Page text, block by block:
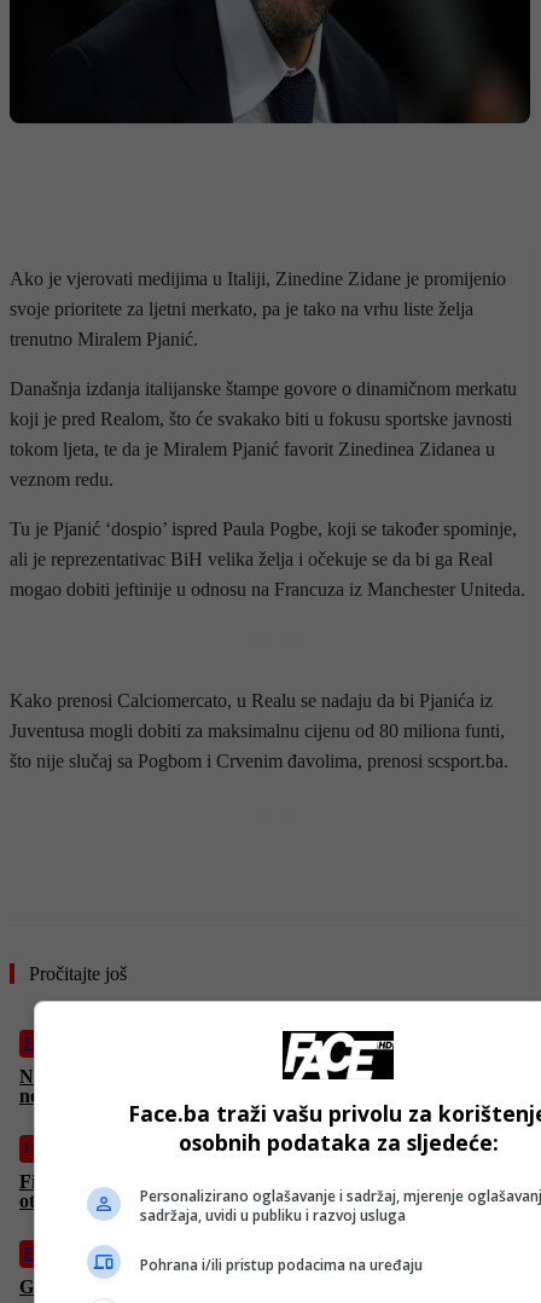
Ako je vjerovati medijima u Italiji, Zinedine Zidane je promijenio
svoje prioritete za ljetni merkato, pa je tako na vrhu liste želja
trenutno Miralem Pjanić.
Današnja izdanja italijanske štampe govore o dinamičnom merkatu
koji je pred Realom, što će svakako biti u fokusu sportske javnosti
tokom ljeta, te da je Miralem Pjanić favorit Zinedinea Zidanea u
veznom redu.
Tu je Pjanić ‘dospio’ ispred Paula Pogbe, koji se također spominje,
ali je reprezentativac BiH velika želja i očekuje se da bi ga Real
mogao dobiti jeftinije u odnosu na Francuza iz Manchester Uniteda.
Kako prenosi Calciomercato, u Realu se nadaju da bi Pjanića iz
Juventusa mogli dobiti za maksimalnu cijenu od 80 miliona funti,
što nije slučaj sa Pogbom i Crvenim đavolima, prenosi scsport.ba.
Pročitajte još
Fudbal
Ništa od Sarajeva: Asmir Begović ima novi klub, branit će za
nekadašnjeg prvaka Engleske
Fudbal
Fiorentina će tek u julu zvanično predstaviti Džeku: Italijani
otkrili razlog
Fudbal
Giovanni Troupee potpisao za FK “Željezničar”
Face.ba traži vašu privolu za
osobnih podataka za sljedeće:
Personalizirano oglašavanje i sadržaj, mjerenje
sadržaja, uvidi u publiku i razvoj usluga
Pohrana i/ili pristup podacima na uređaju